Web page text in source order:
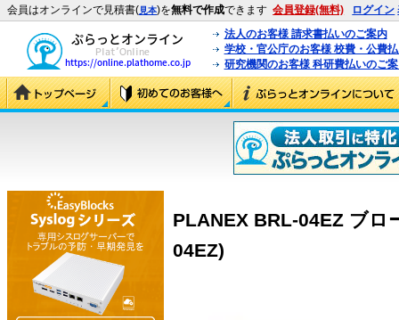
会員はオンラインで見積書(見本)を無料で作成できます 会員登録(無料) ログイン
法人のお客様 請求書払いのご案内
学校・官公庁のお客様 校費・公費
研究機関のお客様 科研費払いのご
PLANEX BRL-04EZ ブロ
04EZ)